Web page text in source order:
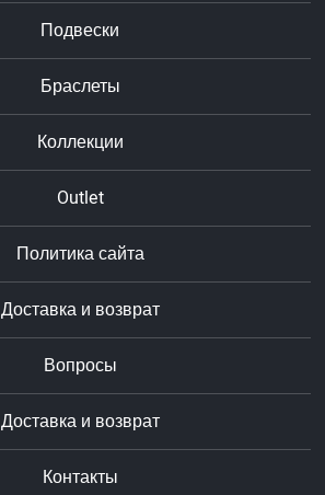
Подвески
Браслеты
Коллекции
Outlet
Политика сайта
Доставка и возврат
Вопросы
Доставка и возврат
Контакты